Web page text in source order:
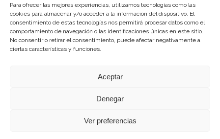
Para ofrecer las mejores experiencias, utilizamos tecnologías como las
cookies para almacenar y/o acceder a la información del dispositivo. El
consentimiento de estas tecnologías nos permitirá procesar datos como el
comportamiento de navegación o las identificaciones únicas en este sitio.
No consentir o retirar el consentimiento, puede afectar negativamente a
ciertas características y funciones.
Aceptar
Denegar
Ver preferencias
La gestión de la DOP Lanzarote realizada por este Consejo
Regulador es financiada, parcialmente, por el Gobierno de
Canarias
Instituto Canario de Calidad Agroalimentaria